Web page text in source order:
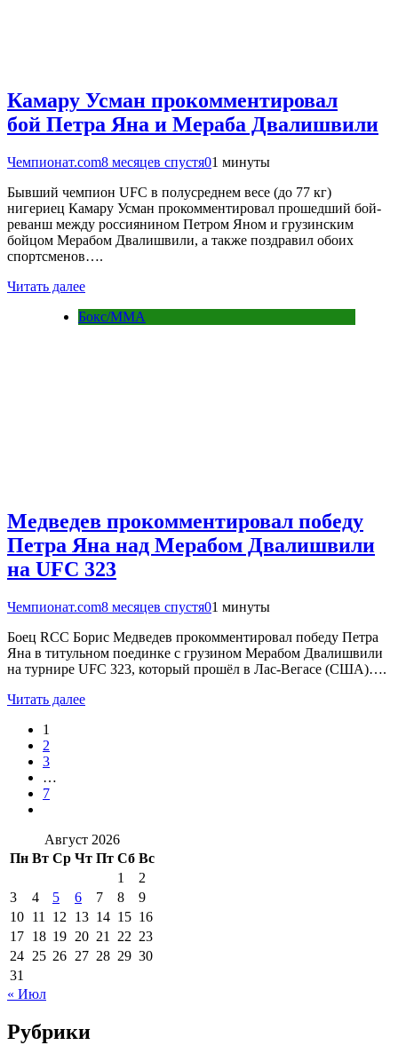
Камару Усман прокомментировал
бой Петра Яна и Мераба Двалишвили
Чемпионат.com8 месяцев спустя01 минуты
Бывший чемпион UFC в полусреднем весе (до 77 кг)
нигериец Камару Усман прокомментировал прошедший бой-
реванш между россиянином Петром Яном и грузинским
бойцом Мерабом Двалишвили, а также поздравил обоих
спортсменов….
Читать далее
Бокс/MMA
Медведев прокомментировал победу
Петра Яна над Мерабом Двалишвили
на UFC 323
Чемпионат.com8 месяцев спустя01 минуты
Боец RCC Борис Медведев прокомментировал победу Петра
Яна в титульном поединке с грузином Мерабом Двалишвили
на турнире UFC 323, который прошёл в Лас-Вегасе (США)….
Читать далее
1
2
3
…
7
Август 2026
Пн Вт Ср Чт Пт Сб Вс
1
2
3
4 5 6 7 8
9
10 11 12 13 14 15 16
17 18 19 20 21 22 23
24 25 26 27 28 29 30
31
« Июл
Рубрики